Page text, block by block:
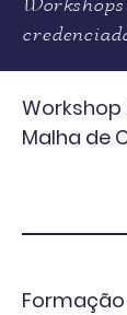
Workshop
Malha de
Formação